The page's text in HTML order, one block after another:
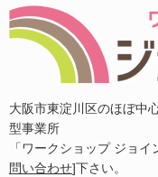
大阪市東淀川区のほぼ中
型事業所
「ワークショップ ジョ
問い合わせ]下さい。